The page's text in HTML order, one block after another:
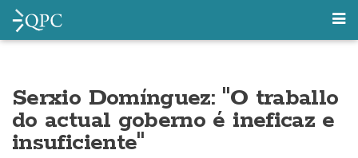
Serxio Domínguez: "O traballo
do actual goberno é ineficaz e
insuficiente"